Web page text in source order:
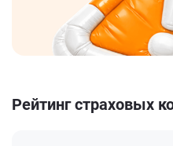
Рейтинг страховых